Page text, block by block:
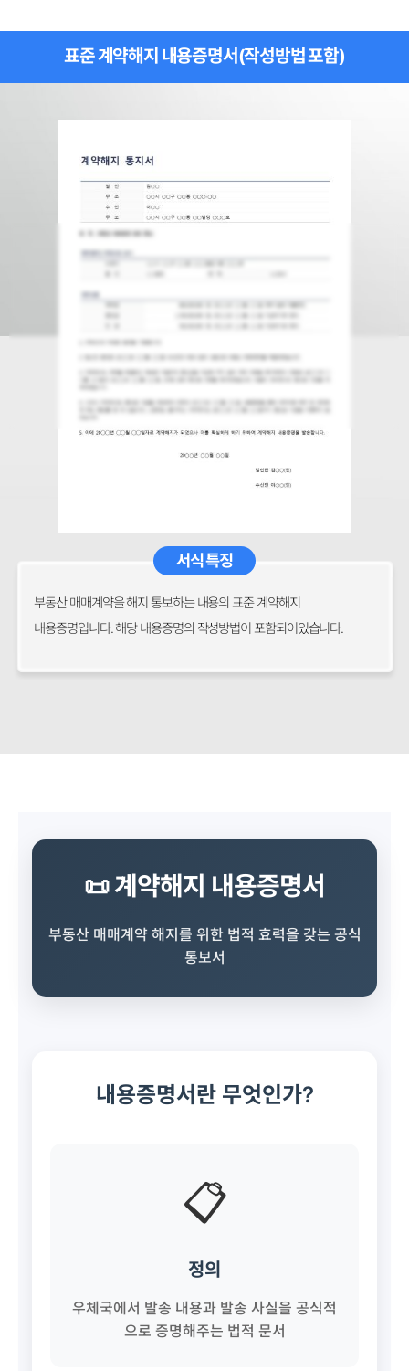
표준 계약해지 내용증명서(작성방법 포함)
서식 특징
부동산 매매계약을 해지 통보하는 내용의 표준 계약해지
내용증명입니다. 해당 내용증명의 작성방법이 포함되어있습니다.
📜 계약해지 내용증명서
부동산 매매계약 해지를 위한 법적 효력을 갖는 공식
통보서
내용증명서란 무엇인가?
📋
정의
우체국에서 발송 내용과 발송 사실을 공식적
으로 증명해주는 법적 문서